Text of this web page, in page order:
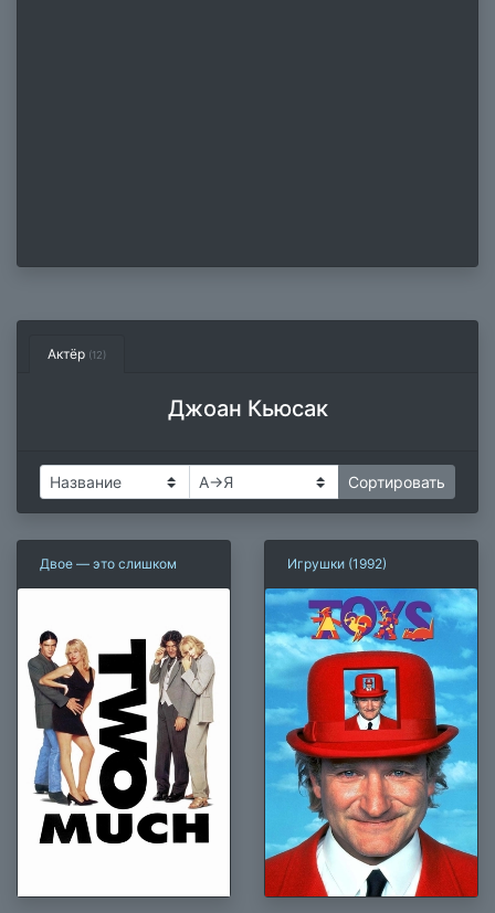
Актёр (12)
Джоан Кьюсак
Двое — это слишком Игрушки (1992)